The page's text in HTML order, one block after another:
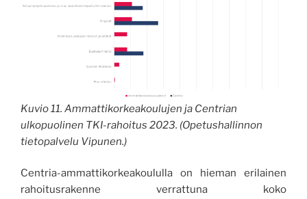
Kuvio 11. Ammattikorkeakoulujen ja Centrian
ulkopuolinen TKI-rahoitus 2023. (Opetushallinnon
tietopalvelu Vipunen.)
Centria-ammattikorkeakoululla on hieman erilainen
rahoitusrakenne verrattuna koko